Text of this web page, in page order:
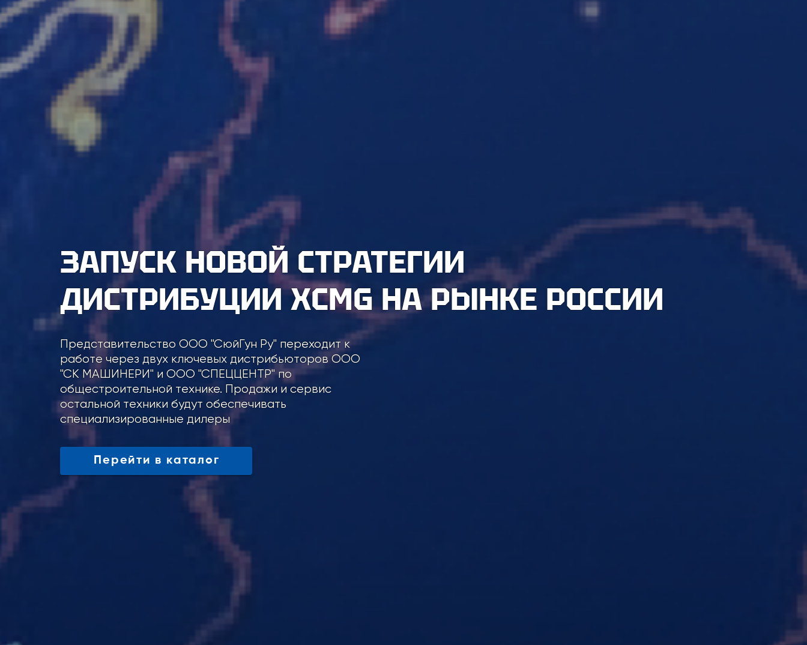
ЗАПУСК НОВОЙ СТРАТЕГИИ
ДИСТРИБУЦИИ XCMG HA РЫНКЕ РОССИИ
Представительство ООО "СюйГун Ру" переходит к
работе через двух ключевых дистрибьюторов ООО
"СК МАШИНЕРИ" и ООО "СПЕЦЦЕНТР" по
общестроительной технике. Продажи и сервис
остальной техники будут обеспечивать
специализированные дилеры
Перейти в каталог